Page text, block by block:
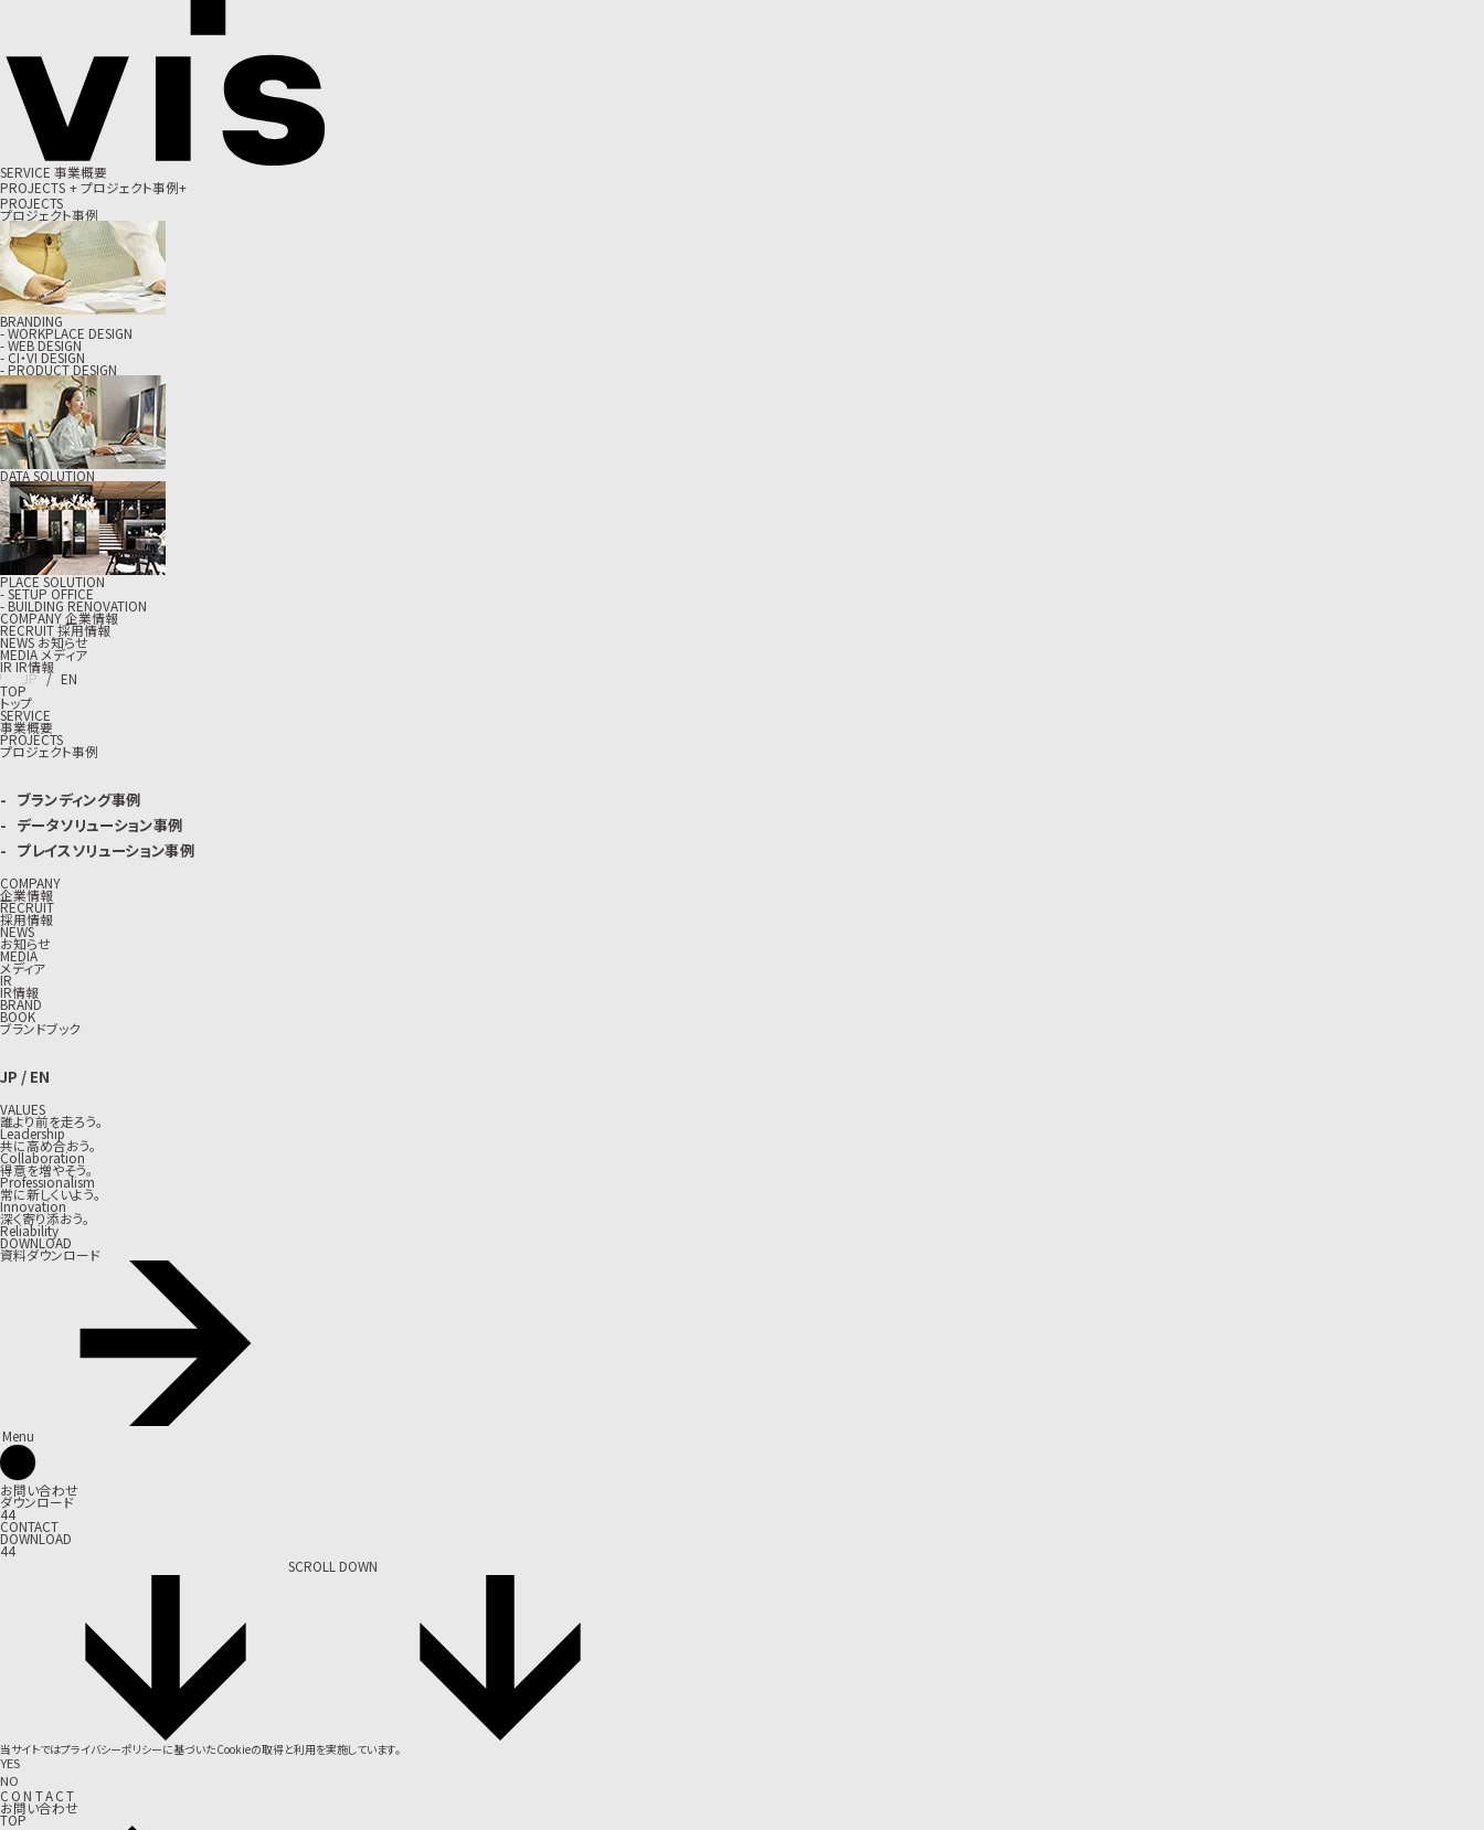
SERVICE 事業概要
PROJECTS +プロジェクト事例+
PROJECTS
プロジェクト事例
BRANDING
- WORKPLACE DESIGN
- WEB DESIGN
- CI・VI DESIGN
- PRODUCT DESIGN
DATA SOLUTION
PLACE SOLUTION
- SETUP OFFICE
- BUILDING RENOVATION
COMPANY企業情報
RECRUIT採用情報
NEWSお知らせ
MEDIAメディア
IRIR情報
JP / EN
TOP
トップ
SERVICE
事業概要
PROJECTS
プロジェクト事例
ブランディング事例
データソリューション事例
プレイスソリューション事例
COMPANY
企業情報
RECRUIT
採用情報
NEWS
お知らせ
MEDIA
メディア
IR
IR情報
BRAND
BOOK
ブランドブック
JP / EN
VALUES
誰より前を走ろう。
Leadership
共に高め合おう。
Collaboration
得意を増やそう。
Professionalism
常に新しくいよう。
Innovation
深く寄り添おう。
Reliability
DOWNLOAD
資料ダウンロード
Menu
お問い合わせ
ダウンロード
44
CONTACT
DOWNLOAD
44
SCROLL DOWN
当サイトではプライバシーポリシーに基づいたCookieの取得と利用を実施しています。
YES
NO
C ON TACT
お問い合わせ
TOP